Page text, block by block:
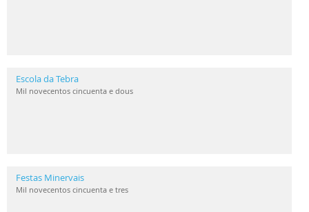
Escola da Tebra
Mil novecentos cincuenta e dous
Festas Minervais
Mil novecentos cincuenta e tres